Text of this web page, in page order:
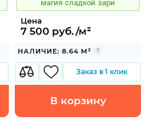
магия сладкой зари
Цена
7 500 руб./м²
НАЛИЧИЕ: 8.64 М²
Заказ в 1 клик
В корзину